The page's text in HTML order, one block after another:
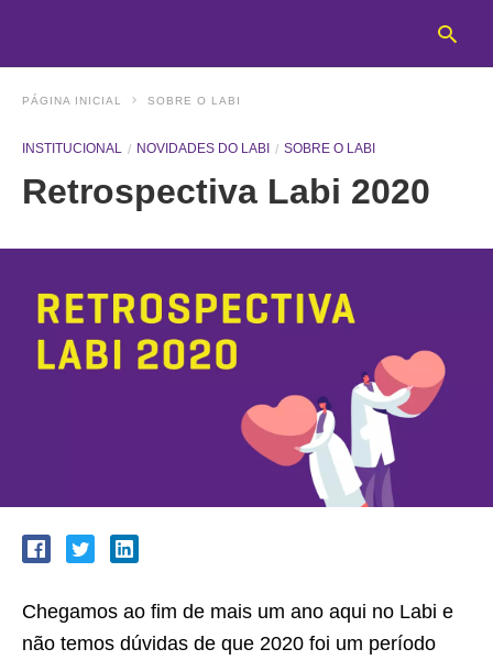
PÁGINA INICIAL SOBRE O LABI
INSTITUCIONAL NOVIDADES DO LABI SOBRE O LABI
Retrospectiva Labi 2020
Chegamos ao fim de mais um ano aqui no Labi e
não temos dúvidas de que 2020 foi um período